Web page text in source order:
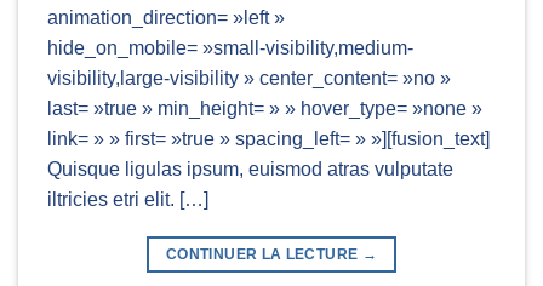
animation_direction= »left »
hide_on_mobile= »small-visibility,medium-
visibility,large-visibility » center_content= »no »
last= »true » min_height= » » hover_type= »none »
link= » » first= »true » spacing_left= » »][fusion_text]
Quisque ligulas ipsum, euismod atras vulputate
iltricies etri elit. […]
CONTINUER LA LECTURE →